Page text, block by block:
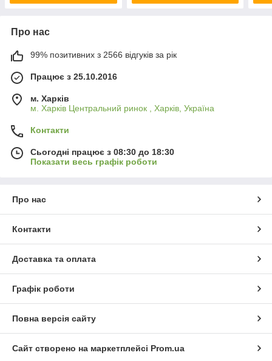
Про нас
99% позитивних з 2566 відгуків за рік
Працює з 25.10.2016
м. Харків
м. Харків Центральний ринок , Харків, Україна
Контакти
Сьогодні працює з 08:30 до 18:30
Показати весь графік роботи
Про нас
Контакти
Доставка та оплата
Графік роботи
Повна версія сайту
Сайт створено на маркетплейсі Prom.ua